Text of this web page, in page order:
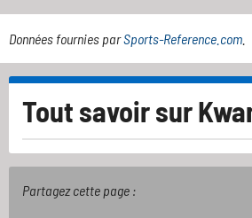
Données fournies parSports-Reference.com
Tout savoir sur
Partagez cette page :